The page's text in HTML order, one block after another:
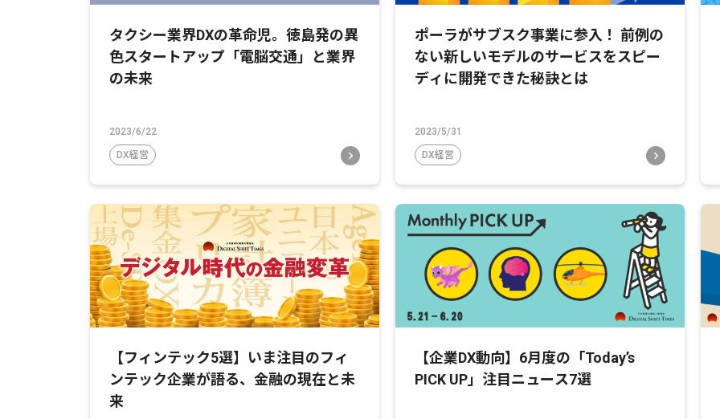
タクシー業界DXの革命児。徳島発の異
色スタートアップ「電脳交通」と業界
の未来
2023/6/22
DX経営
ポーラがサブスク事業に参入！ 前例の
ない新しいモデルのサービスをスピー
ディに開発できた秘訣とは
2023/5/31
DX経営
【フィンテック5選】いま注目のフィ
ンテック企業が語る、金融の現在と未
来
【企業DX動向】6月度の「Today’s
PICK UP」注目ニュース7選